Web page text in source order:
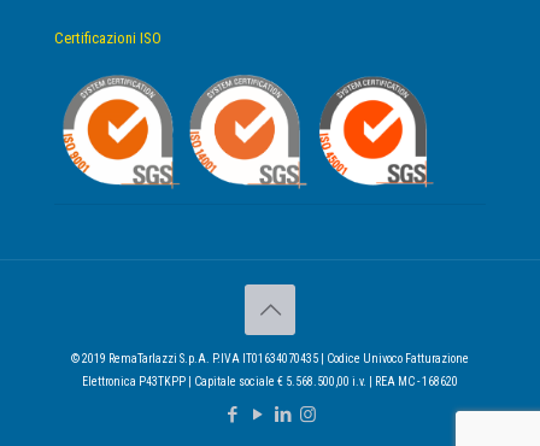
Certificazioni ISO
© 2019 RemaTarlazzi S.p.A. P.IVA IT01634070435 | Codice Univoco Fatturazione
Elettronica P43TKPP | Capitale sociale € 5.568.500,00 i.v. | REA MC - 168620